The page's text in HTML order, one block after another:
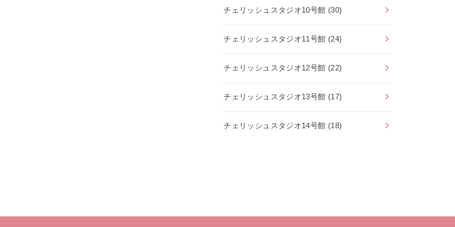
チェリッシュスタジオ10号館 (30)
チェリッシュスタジオ11号館 (24)
チェリッシュスタジオ12号館 (22)
チェリッシュスタジオ13号館 (17)
チェリッシュスタジオ14号館 (18)